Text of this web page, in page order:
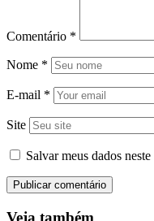
Comentário *
Nome *
E-mail *
Site
Salvar meus dados
Veja também